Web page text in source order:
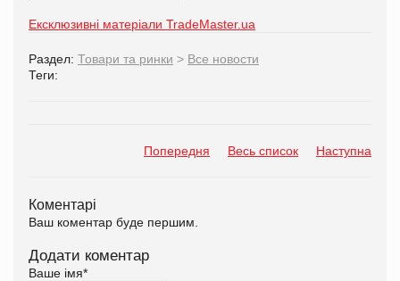
Ексклюзивні матеріали TradeMaster.ua
Раздел: Товари та ринки > Все новости
Теги:
Попередня Весь список Наступна
Коментарі
Ваш коментар буде першим.
Додати коментар
Ваше імя*